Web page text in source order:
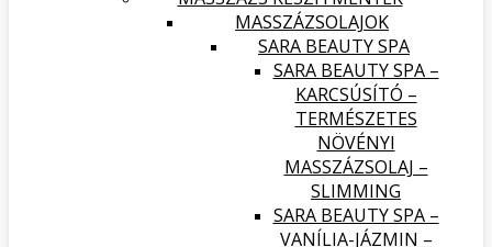
MASSZÁZSOLAJOK
SARA BEAUTY SPA
SARA BEAUTY SPA –
KARCSÚSÍTÓ –
TERMÉSZETES
NÖVÉNYI
MASSZÁZSOLAJ –
SLIMMING
SARA BEAUTY SPA –
VANÍLIA-JÁZMIN –